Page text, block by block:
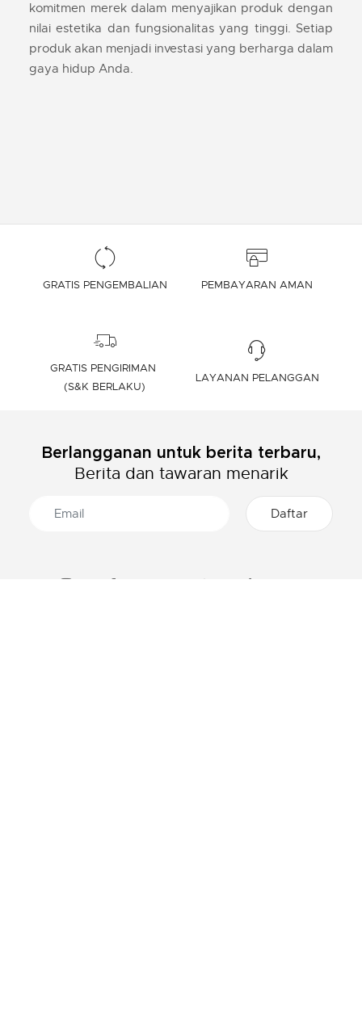
komitmen merek dalam menyajikan produk dengan
nilai estetika dan fungsionalitas yang tinggi. Setiap
produk akan menjadi investasi yang berharga dalam
gaya hidup Anda.
GRATIS PENGEMBALIAN PEMBAYARAN AMAN
GRATIS PENGIRIMAN
(S&K BERLAKU)
LAYANAN PELANGGAN
Berlangganan untuk berita terbaru,
Berita dan tawaran menarik